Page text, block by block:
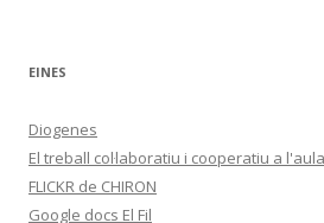
EINES
Diogenes
El treball col·laboratiu i cooperatiu a
FLICKR de CHIRON
Google docs El Fil